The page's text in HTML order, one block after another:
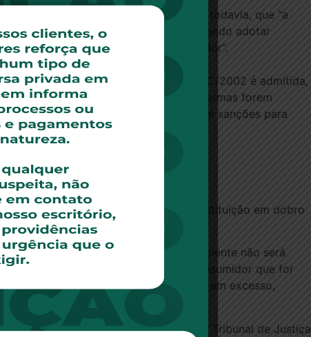
nas relações de consumo. Ressaltou, todavia, que “a
e princípios constitucionais, não podendo adotar
proteger – no caso, o consumidor”.
concluindo que a aplicação do CC/2002 é admitida,
pelo CDC, sobretudo quando as normas forem
único, do CDC e 940 do CC preveem sanções para
sem novo pagamento e o direito a restituição em dobro
de débitos o consumidor inadimplente não será
ou ameaça, bem como o consumidor que for
valor igual ao dobro do que pagou em excesso,
justificável.
que a Terceira Turma do Superior Tribunal de Justiça